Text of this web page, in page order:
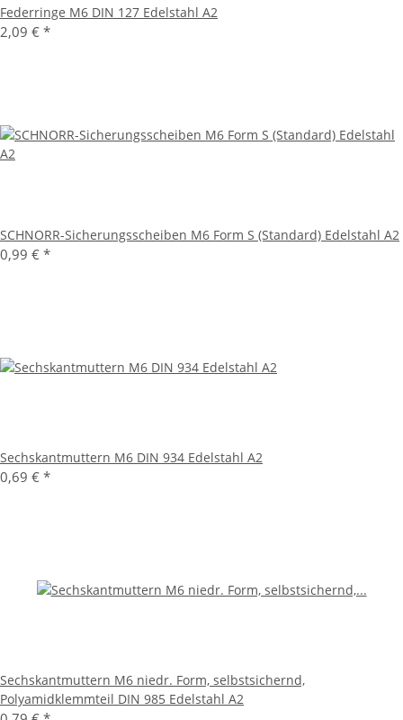
Federringe M6 DIN 127 Edelstahl A2
2,09 € *
SCHNORR-Sicherungsscheiben M6 Form S (Standard) Edelstahl A2
0,99 € *
Sechskantmuttern M6 DIN 934 Edelstahl A2
0,69 € *
Sechskantmuttern M6 niedr. Form, selbstsichernd,
Polyamidklemmteil DIN 985 Edelstahl A2